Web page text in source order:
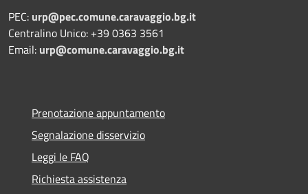
PEC: urp@pec.comune.caravaggio.bg.it
Centralino Unico: +39 0363 3561
Email: urp@comune.caravaggio.bg.it
Prenotazione appuntamento
Segnalazione disservizio
Leggi le FAQ
Richiesta assistenza